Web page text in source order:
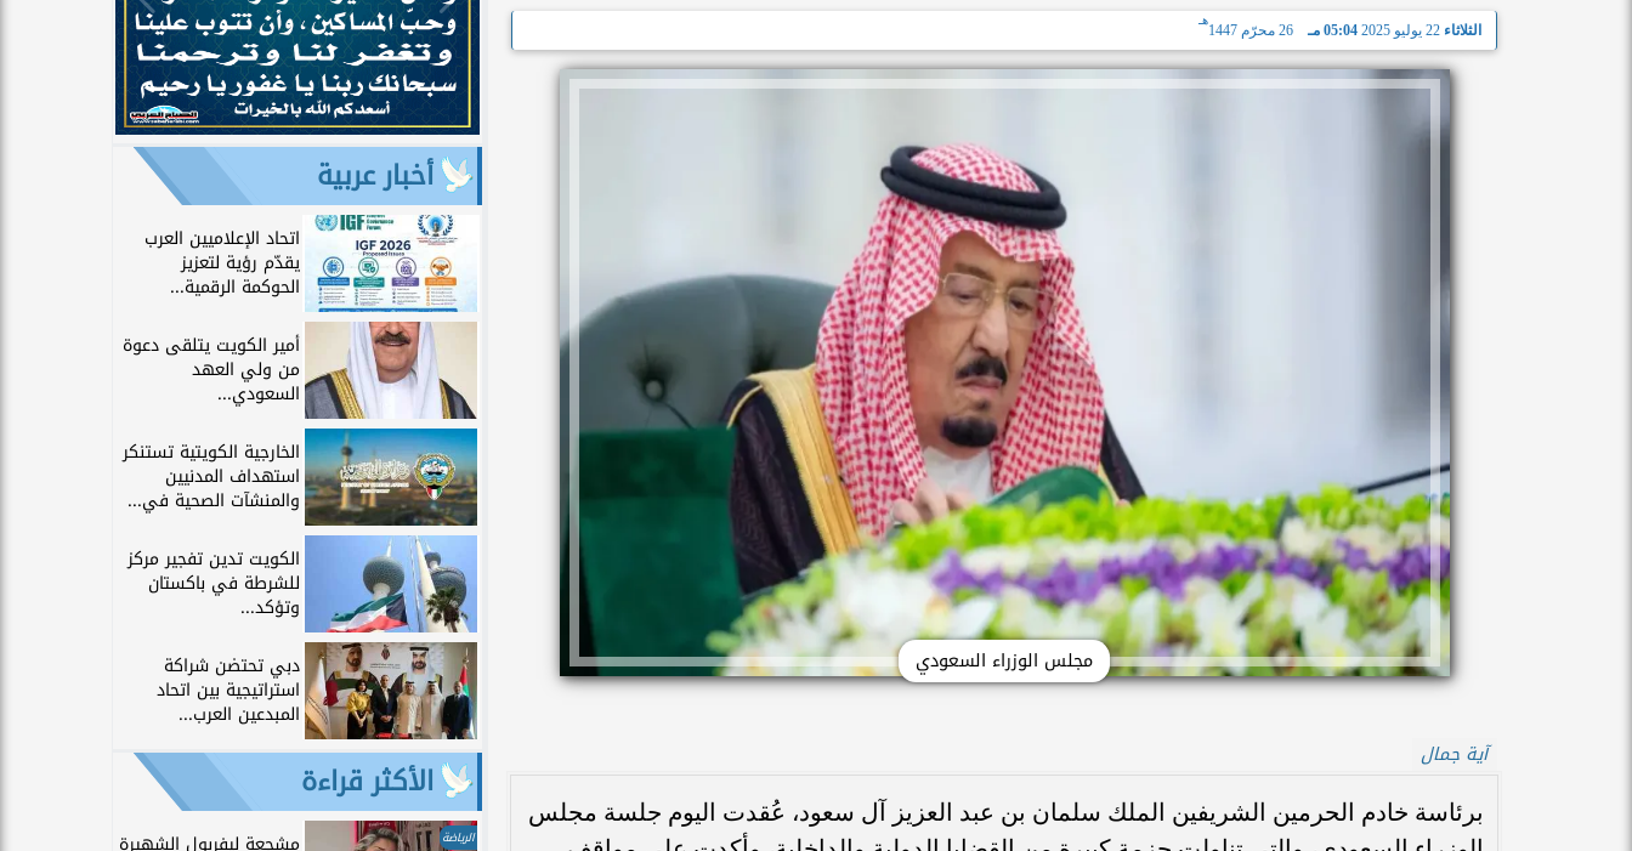
الثلاثاء 22 يوليو 2025 05:04 مـ 26 محرّم 1447
هـ
مجلس الوزراء السعودي
آية جمال
برئاسة خادم الحرمين الشريفين الملك سلمان بن عبد العزيز آل سعود، عُقدت اليوم جلسة مجلس
أخبار عربية
اتحاد الإعلاميين العرب
يقدّم رؤية لتعزيز
الحوكمة الرقمية...
أمير الكويت يتلقى دعوة
من ولي العهد
السعودي...
الخارجية الكويتية تستنكر
استهداف المدنيين
والمنشآت الصحية في...
الكويت تدين تفجير مركز
للشرطة في باكستان
وتؤكد...
دبي تحتضن شراكة
استراتيجية بين اتحاد
المبدعين العرب...
الأكثر قراءة
الرياضة مشجعة ليفربول الشهيرة